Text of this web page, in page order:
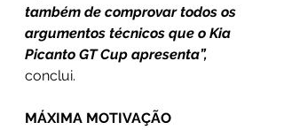
também de comprovar todos os
argumentos técnicos que o Kia
Picanto GT Cup apresenta”,
conclui.
MÁXIMA MOTIVAÇÃO